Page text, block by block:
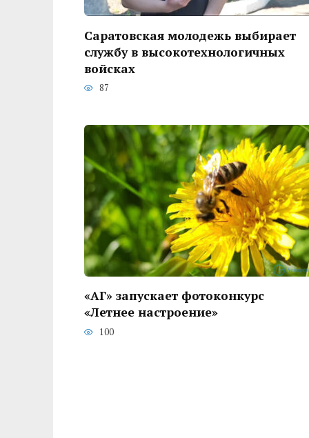
Саратовская молодежь выбирает
службу в высокотехнологичных
войсках
87
«АГ» запускает фотоконкурс
«Летнее настроение»
100